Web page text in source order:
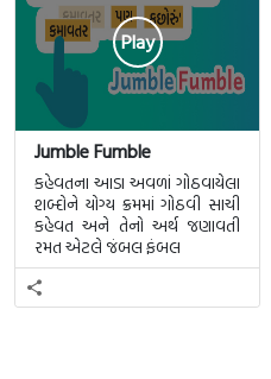
Play
Jumble Fumble
કહેવતના આડા અવળાં ગોઠવાયેલા
શબ્દોને યોગ્ય ક્રમમાં ગોઠવી સાચી
કહેવત અને તેનો અર્થ જણાવતી
રમત એટલે જંબલ ફંબલ